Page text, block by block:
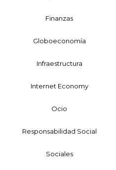
Finanzas
Globoeconomía
Infraestructura
Internet Economy
Ocio
Responsabilidad Social
Sociales